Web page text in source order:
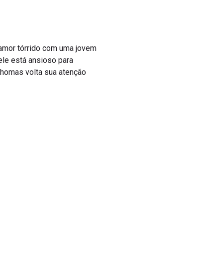
tórrido com uma jovem
está ansioso para
volta sua atenção